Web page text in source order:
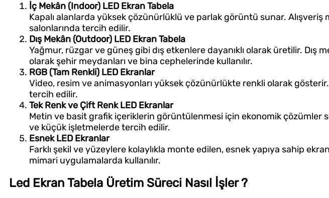
İç Mekân (Indoor) LED Ekran Tabela
Kapalı alanlarda yüksek çözünürlüklü ve parlak görüntü sunar.
salonlarında tercih edilir.
Dış Mekân (Outdoor) LED Ekran Tabela
Yağmur, rüzgar ve güneş gibi dış etkenlere dayanıklı olarak üretilir. Dış
olarak şehir meydanları ve bina cephelerinde kullanılır.
RGB (Tam Renkli) LED Ekranlar
Video, resim ve animasyonları yüksek çözünürlükte renkli olarak
tercih edilir.
Tek Renk ve Çift Renk LED Ekranlar
Metin ve basit grafik içeriklerin görüntülenmesi için ekonomik çözümler
ve küçük işletmelerde tercih edilir.
Esnek LED Ekranlar
Farklı şekil ve yüzeylere kolaylıkla monte edilen, esnek yapıya sahip
mimari uygulamalarda kullanılır.
Led Ekran Tabela Üretim Süreci Nasıl İşler ?